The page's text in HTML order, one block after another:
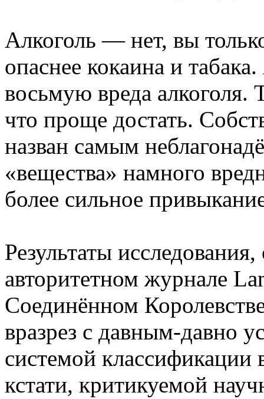
Алкоголь — нет, вы
опаснее кокаина и
восьмую вреда алкоголя.
что проще достать.
назван самым
«вещества» намного
более сильное
Результаты
авторитетном журнале
Соединённом
вразрез с давным-давно
системой
кстати, критикуемой